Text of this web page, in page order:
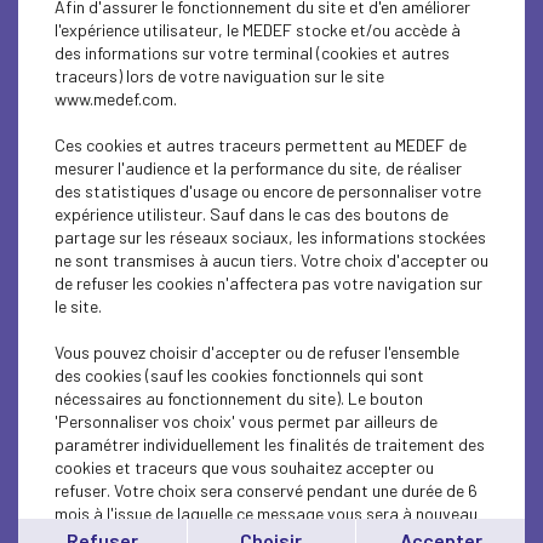
PARITY-DIVERSITY
ENTREPRISE ET SOCIÉTÉ
SOCIAL
CSR
SOCIAL
ECONOMY
SOCIAL
SOCIAL
ECONOMY
Afin d'assurer le fonctionnement du site et d'en améliorer
l'expérience utilisateur, le MEDEF stocke et/ou accède à
des informations sur votre terminal (cookies et autres
traceurs) lors de votre naviguation sur le site
www.medef.com.
Ces cookies et autres traceurs permettent au MEDEF de
mesurer l'audience et la performance du site, de réaliser
des statistiques d'usage ou encore de personnaliser votre
expérience utilisteur. Sauf dans le cas des boutons de
partage sur les réseaux sociaux, les informations stockées
ne sont transmises à aucun tiers. Votre choix d'accepter ou
de refuser les cookies n'affectera pas votre navigation sur
le site.
Vous pouvez choisir d'accepter ou de refuser l'ensemble
des cookies (sauf les cookies fonctionnels qui sont
nécessaires au fonctionnement du site). Le bouton
'Personnaliser vos choix' vous permet par ailleurs de
paramétrer individuellement les finalités de traitement des
cookies et traceurs que vous souhaitez accepter ou
refuser. Votre choix sera conservé pendant une durée de 6
mois à l'issue de laquelle ce message vous sera à nouveau
affiché..